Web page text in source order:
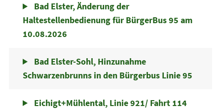
Bad Elster, Änderung der
Haltestellenbedienung für BürgerBus 95 am
10.08.2026
Bad Elster-Sohl, Hinzunahme
Schwarzenbrunns in den Bürgerbus Linie 95
Eichigt+Mühlental, Linie 921/ Fahrt 114